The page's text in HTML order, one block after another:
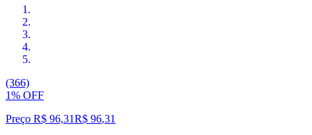
(366)
1% OFF
Preço R$ 96,31R$ 96,31